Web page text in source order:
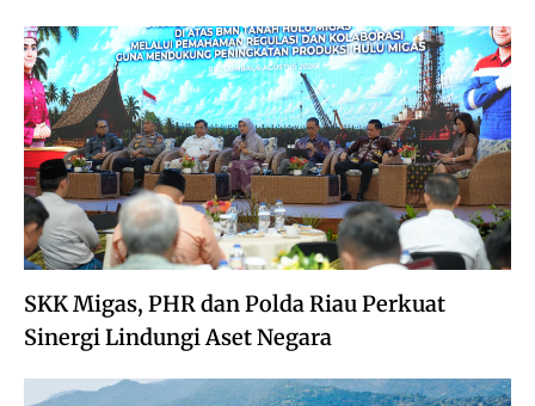
SKK Migas, PHR dan Polda Riau Perkuat
Sinergi Lindungi Aset Negara